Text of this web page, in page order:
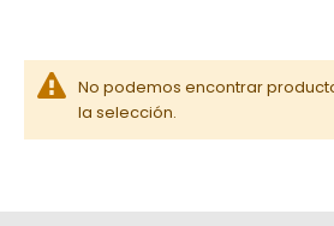
No podemos encontrar
la selección.